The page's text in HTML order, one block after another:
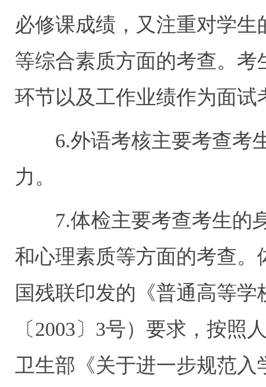
必修课成绩，又注重对学
等综合素质方面的考查。
环节以及工作业绩作为面试
6.外语考核主要考查考
力。
7.体检主要考查考生的
和心理素质等方面的考查
国残联印发的《普通高等
〔2003〕3号）要求，按照
卫生部《关于进一步规范